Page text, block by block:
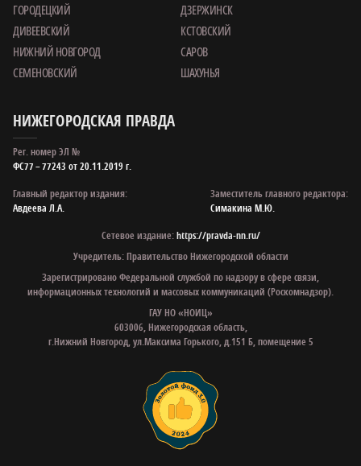
ГОРОДЕЦКИЙ
ДЗЕРЖИНСК
ДИВЕЕВСКИЙ
КСТОВСКИЙ
НИЖНИЙ НОВГОРОД
САРОВ
СЕМЕНОВСКИЙ
ШАХУНЬЯ
НИЖЕГОРОДСКАЯ ПРАВДА
Рег. номер ЭЛ №
ФС77 – 77243 от 20.11.2019 г.
Главный редактор издания:
Авдеева Л.А.
Заместитель главного редактора:
Симакина М.Ю.
Сетевое издание:https://pravda-nn.ru/
Учредитель: Правительство Нижегородской области
Зарегистрировано Федеральной службой по надзору в сфере связи,
информационных технологий и массовых коммуникаций (Роскомнадзор).
ГАУ НО «НОИЦ»
603006, Нижегородская область,
г.Нижний Новгород, ул.Максима Горького, д.151 Б, помещение 5